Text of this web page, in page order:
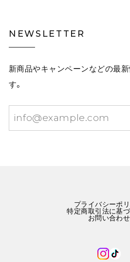
NEWSLETTER
新商品やキャンペーンなどの最
す。
プライバシーポ
特定商取引法に基
お問い合わせ